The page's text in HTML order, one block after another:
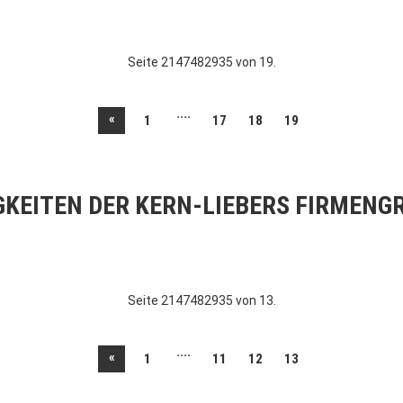
Seite 2147482935 von 19.
« 1 .... 17 18 19
DER KERN-LIEBERS
Seite 2147482935 von 13.
« 1 .... 11 12 13